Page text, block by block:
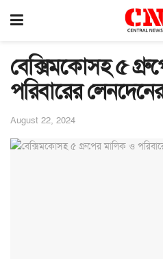
বেক্সিমকোসহ ৫
পরিবারের
August 22, 2024